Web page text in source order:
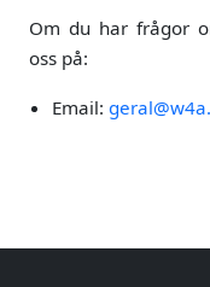
Om du har frågor
oss på:
Email: